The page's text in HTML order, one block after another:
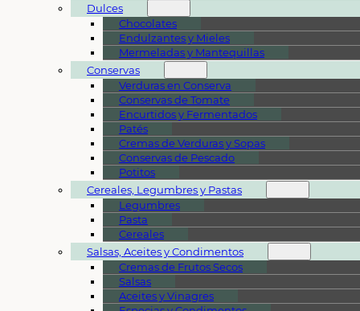
Dulces
Chocolates
Endulzantes y Mieles
Mermeladas y Mantequillas
Conservas
Verduras en Conserva
Conservas de Tomate
Encurtidos y Fermentados
Patés
Cremas de Verduras y Sopas
Conservas de Pescado
Potitos
Cereales, Legumbres y Pastas
Legumbres
Pasta
Cereales
Salsas, Aceites y Condimentos
Cremas de Frutos Secos
Salsas
Aceites y Vinagres